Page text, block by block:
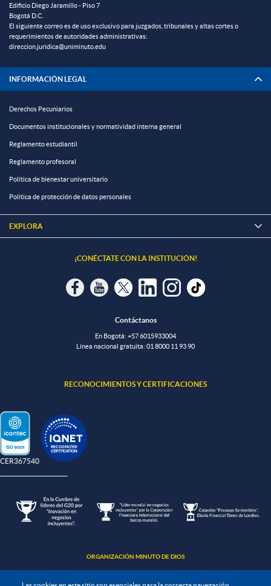
Edificio Diego Jaramillo - Piso 7
Bogotá D.C.
El siguiente correo es de uso exclusivo para juzgados, tribunales y altas cortes o
requerimientos de autoridades administrativas:
direccion.juridica@uniminuto.edu
INFORMACIÓN LEGAL
Derechos Pecuniarios
Documentos institucionales y normatividad interna general
Reglamento estudiantil
Reglamento profesoral
Política de bienestar universitario
Política de protección de datos personales
EXPLORA 
¡CONÉCTATE CON LA INSTITUCIÓN!
Contáctanos
En Bogotá: +57 6015933004
Línea nacional gratuita: 01 8000 11 93 90
RECONOCIMIENTOS Y CERTIFICACIONES
CER367540
ORGANIZACIÓN MINUTO DE DIOS